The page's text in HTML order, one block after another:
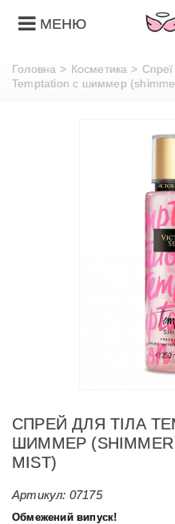
МЕНЮ
Головна > Косметика > Спреї
Temptation c шиммер
СПРЕЙ ДЛЯ ТІЛА
ШИММЕР (SHIMMER
MIST)
Артикул: 07175
Обмежений випуск!